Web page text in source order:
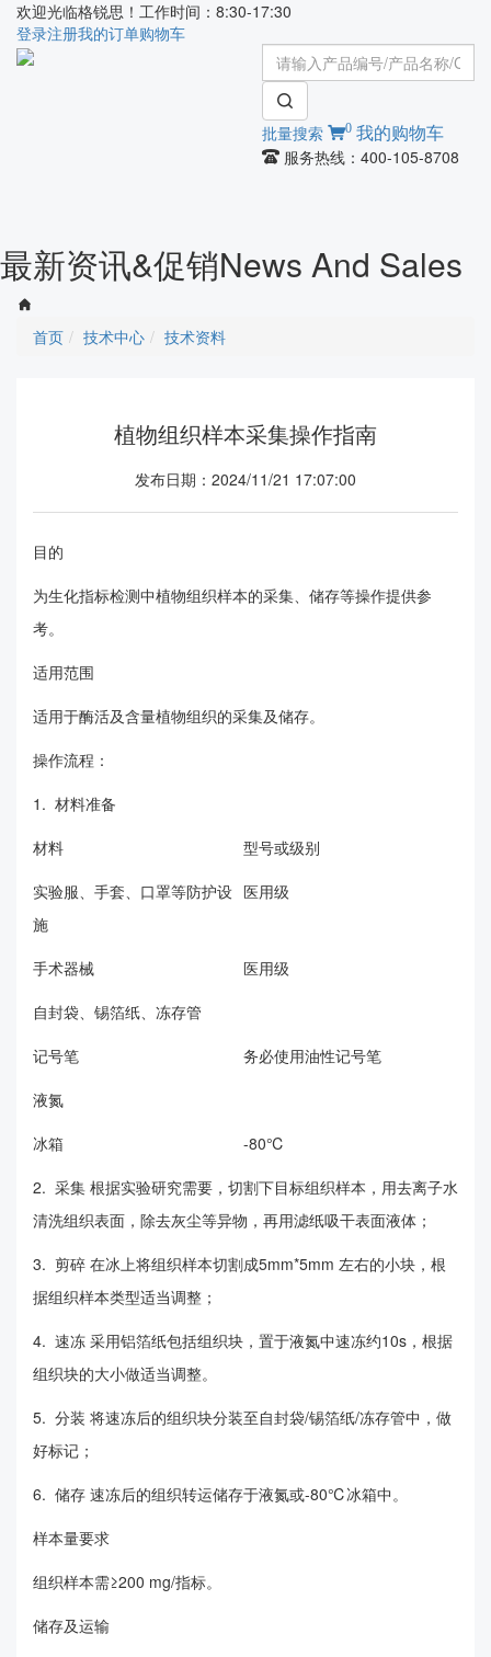
欢迎光临格锐思！工作时间：8:30-17:30
登录注册我的订单购物车
批量搜索 0 我的购物车
服务热线：400-105-8708
最新资讯&促销News And Sales
首页 技术中心 技术资料
植物组织样本采集操作指南
发布日期：2024/11/21 17:07:00
目的
为生化指标检测中植物组织样本的采集、储存等操作提供参
考。
适用范围
适用于酶活及含量植物组织的采集及储存。
操作流程：
1. 材料准备
材料
型号或级别
实验服、手套、口罩等防护设
施
医用级
手术器械
医用级
自封袋、锡箔纸、冻存管
记号笔
务必使用油性记号笔
液氮
冰箱
-80℃
2. 采集 根据实验研究需要，切割下目标组织样本，用去离子水
清洗组织表面，除去灰尘等异物，再用滤纸吸干表面液体；
3. 剪碎 在冰上将组织样本切割成5mm*5mm 左右的小块，根
据组织样本类型适当调整；
4. 速冻 采用铝箔纸包括组织块，置于液氮中速冻约10s，根据
组织块的大小做适当调整。
5. 分装 将速冻后的组织块分装至自封袋/锡箔纸/冻存管中，做
好标记；
6. 储存 速冻后的组织转运储存于液氮或-80℃冰箱中。
样本量要求
组织样本需≥200 mg/指标。
储存及运输